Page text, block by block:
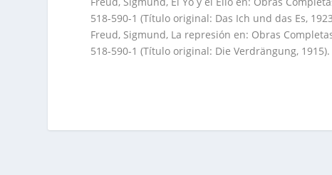
518-590-1 (Título original: Das Ich und das Es,
Freud, Sigmund, La represión en: Obras
518-590-1 (Título original: Die Verdrängung, 1915).